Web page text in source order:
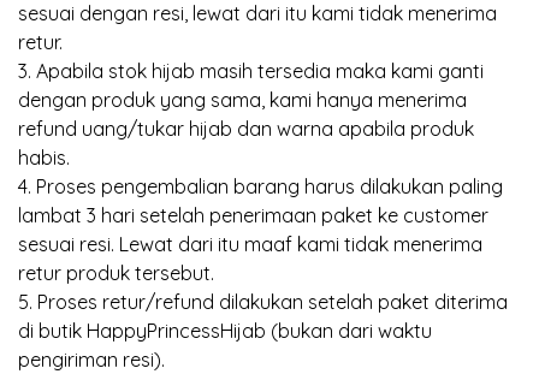
sesuai dengan resi, lewat dari itu kami tidak menerima
retur.
3. Apabila stok hijab masih tersedia maka kami ganti
dengan produk yang sama, kami hanya menerima
refund uang/tukar hijab dan warna apabila produk
habis.
4. Proses pengembalian barang harus dilakukan paling
lambat 3 hari setelah penerimaan paket ke customer
sesuai resi. Lewat dari itu maaf kami tidak menerima
retur produk tersebut.
5. Proses retur/refund dilakukan setelah paket diterima
di butik HappyPrincessHijab (bukan dari waktu
pengiriman resi).